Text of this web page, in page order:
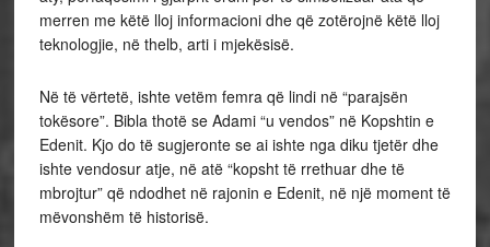
merren me këtë lloj informacioni dhe që zotërojnë këtë lloj
teknologjie, në thelb, arti i mjekësisë.
Në të vërtetë, ishte vetëm femra që lindi në “parajsën
tokësore”. Bibla thotë se Adami “u vendos” në Kopshtin e
Edenit. Kjo do të sugjeronte se ai ishte nga diku tjetër dhe
ishte vendosur atje, në atë “kopsht të rrethuar dhe të
mbrojtur” që ndodhet në rajonin e Edenit, në një moment të
mëvonshëm të historisë.